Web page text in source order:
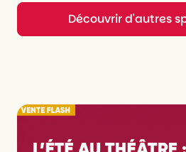
AdministrationValerie Moy
Découvrir d'autres